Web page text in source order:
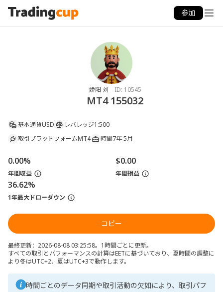
参加
娇阳 刘 ID: 10545
MT4 155032
基本通貨USD レバレッジ1:500
取引プラットフォームMT4 時間7年 5月
0.00%
年間収益
$0.00
年間損益
36.62%
1年最大ドローダウン
コピー
最終更新：2026-08-08 03:25:58。1時間ごとに更新。
すべての取引とパフォーマンスの計算はEETに基づいており、夏時間の調整に
より冬はUTC+2、夏はUTC+3で動作します。
時間ごとのデータ同期や取引活動の欠如により、取引パフ